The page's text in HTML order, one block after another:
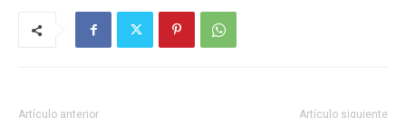
Artículo anterior Artículo siguiente